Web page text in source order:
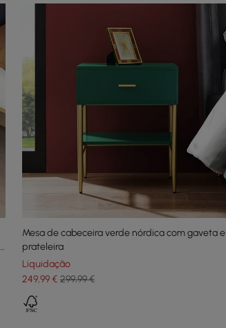
Mesa de cabeceira verde nórdica com gaveta e
prateleira
Liquidação
249,99€ 299,99 €